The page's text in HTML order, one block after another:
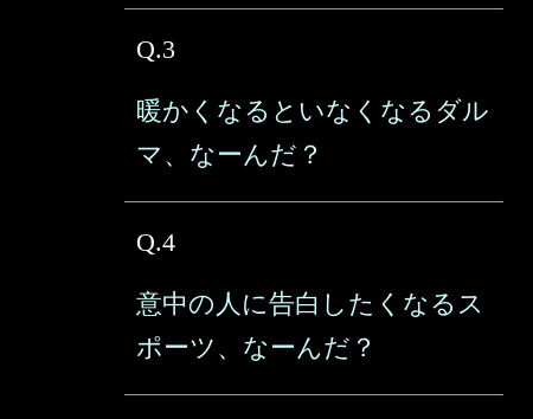
Q.3
暖かくなるといなくなるダル
マ、なーんだ？
Q.4
意中の人に告白したくなるス
ポーツ、なーんだ？